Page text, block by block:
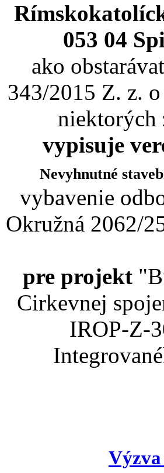
053 04
ako
343/2015 Z. z.
niektorých
vypisuje
Nevyhnutné
vybavenie
Okružná 2062/
pre projekt
Cirkevnej
IROP-Z-